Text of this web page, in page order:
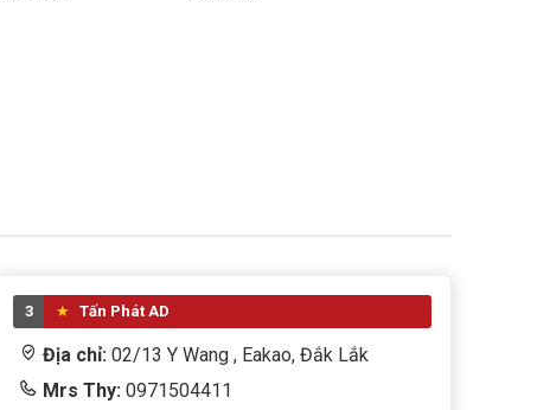
3 Tấn Phát AD
Địa chỉ:02/13 Y Wang , Eakao, Đắk Lắk
Mrs Thy: 0971504411